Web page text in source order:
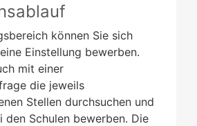
können Sie sich
Einstellung bewerben.
mit einer
die jeweils
Stellen durchsuchen und
den Schulen bewerben. Die